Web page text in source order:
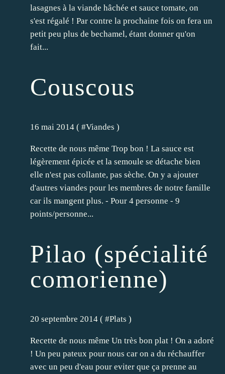
lasagnes à la viande hâchée et sauce tomate, on
s'est régalé ! Par contre la prochaine fois on fera un
petit peu plus de bechamel, étant donner qu'on
fait...
Couscous
16 mai 2014 ( #Viandes )
Recette de nous même Trop bon ! La sauce est
légèrement épicée et la semoule se détache bien
elle n'est pas collante, pas sèche. On y a ajouter
d'autres viandes pour les membres de notre famille
car ils mangent plus. - Pour 4 personne - 9
points/personne...
Pilao (spécialité
comorienne)
20 septembre 2014 ( #Plats )
Recette de nous même Un très bon plat ! On a adoré
! Un peu pateux pour nous car on a du réchauffer
avec un peu d'eau pour eviter que ça prenne au